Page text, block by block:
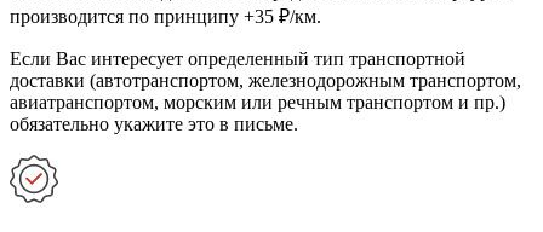
производится по принципу +35 ₽/км.
Если Вас интересует определенный тип транспортной
доставки (автотранспортом, железнодорожным транспортом,
авиатранспортом, морским или речным транспортом и пр.)
обязательно укажите это в письме.